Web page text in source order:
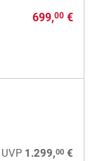
699,00€
UVP 1.299,00€